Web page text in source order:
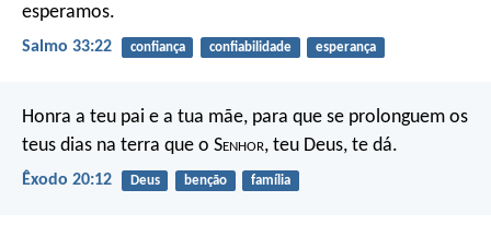
esperamos.
Salmo 33:22 confiança confiabilidade esperança
Honra a teu pai e a tua mãe, para que se prolonguem os
teus dias na terra que o Senhor, teu Deus, te dá.
Êxodo 20:12 Deus benção família